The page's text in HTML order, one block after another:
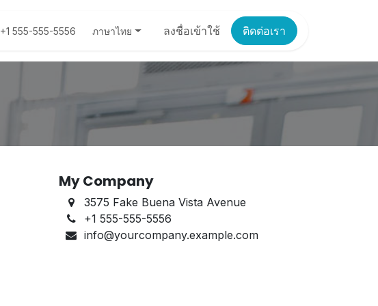
+1 555-555-5556 ภาษาไทย ลงชื่อเข้าใช้ ติดต่อเรา
My Company
3575 Fake Buena Vista Avenue
+1 555-555-5556
info@yourcompany.example.com